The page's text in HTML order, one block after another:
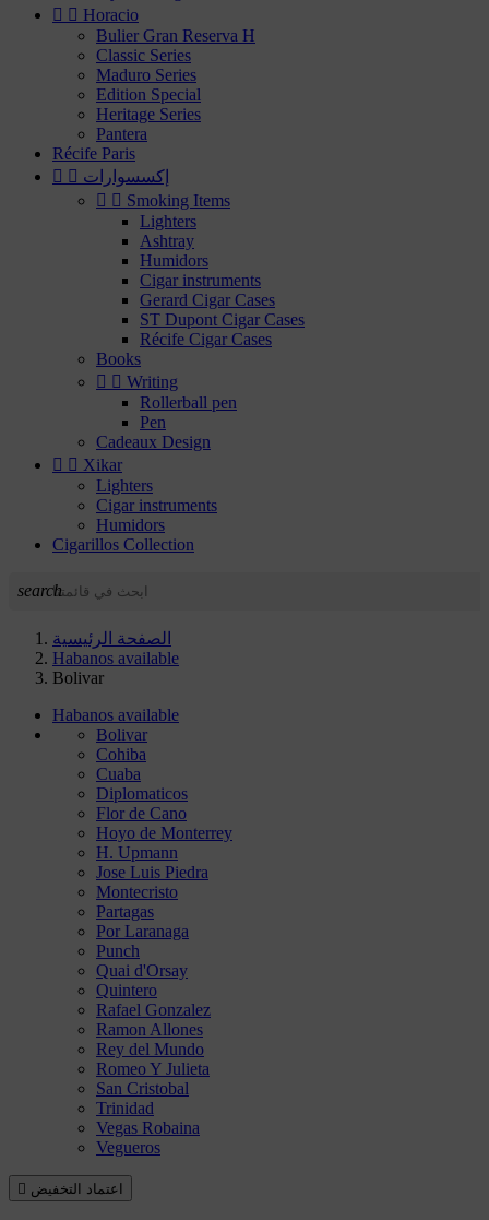
  Horacio
Bulier Gran Reserva H
Classic Series
Maduro Series
Edition Special
Heritage Series
Pantera
Récife Paris
  إكسسوارات
  Smoking Items
Lighters
Ashtray
Humidors
Cigar instruments
Gerard Cigar Cases
ST Dupont Cigar Cases
Récife Cigar Cases
Books
  Writing
Rollerball pen
Pen
Cadeaux Design
  Xikar
Lighters
Cigar instruments
Humidors
Cigarillos Collection
search
الصفحة الرئيسية
Habanos available
Bolivar
Habanos available
Bolivar
Cohiba
Cuaba
Diplomaticos
Flor de Cano
Hoyo de Monterrey
H. Upmann
Jose Luis Piedra
Montecristo
Partagas
Por Laranaga
Punch
Quai d'Orsay
Quintero
Rafael Gonzalez
Ramon Allones
Rey del Mundo
Romeo Y Julieta
San Cristobal
Trinidad
Vegas Robaina
Vegueros
 اعتماد التخفيض